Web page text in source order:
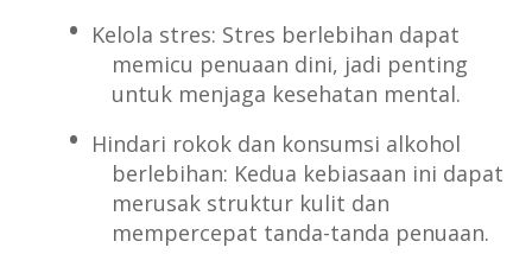
Kelola stres: Stres berlebihan dapat
memicu penuaan dini, jadi penting
untuk menjaga kesehatan mental.
Hindari rokok dan konsumsi alkohol
berlebihan: Kedua kebiasaan ini dapat
merusak struktur kulit dan
mempercepat tanda-tanda penuaan.